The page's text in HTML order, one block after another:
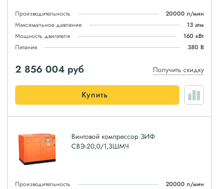
Производительность
20000 л/мин
Максимальное давление
13 атм
Мощность двигателя
160 кВт
Питание
380 В
2 856 004 руб Получить скидку
Купить
Винтовой компрессор ЗИФ
СВЭ-20,0/1,3ШМЧ
Производительность
20000 л/мин